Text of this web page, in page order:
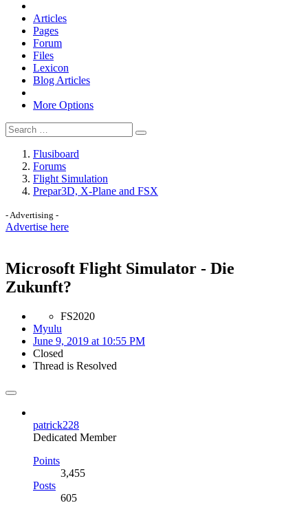
Articles
Pages
Forum
Files
Lexicon
Blog Articles
More Options
Flusiboard
Forums
Flight Simulation
Prepar3D, X-Plane and FSX
- Advertising -
Advertise here
Microsoft Flight Simulator - Die
Zukunft?
FS2020
Myulu
June 9, 2019 at 10:55 PM
Closed
Thread is Resolved
patrick228
Dedicated Member
Points
3,455
Posts
605